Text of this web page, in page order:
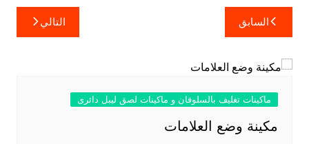
تصفّح
المقالات
السابق التالي
ماكينات تغليف بالسلوفان و ماكينات لصق ليبل دائرى
مكينة وضع العلامات